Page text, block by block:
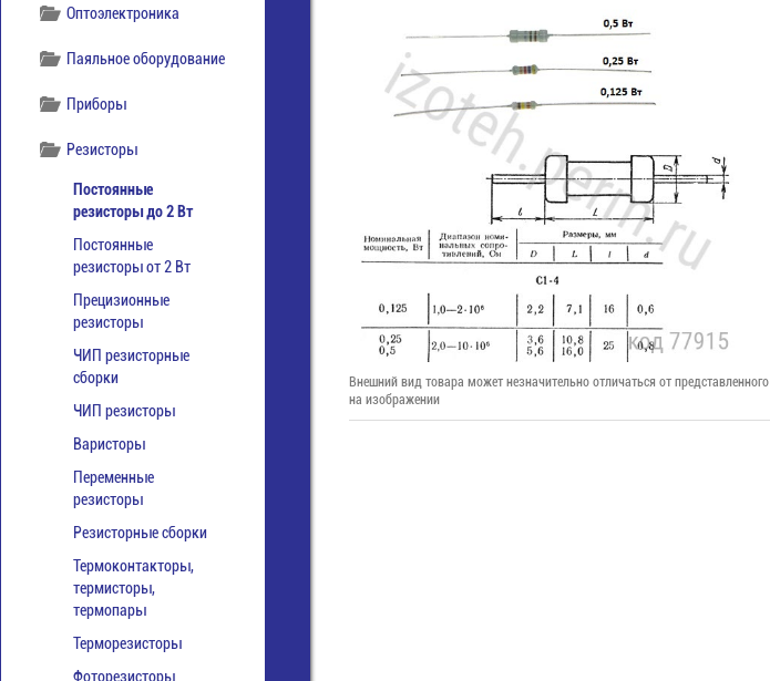
Оптоэлектроника
Паяльное оборудование
Приборы
Резисторы
Постоянные
резисторы до 2 Вт
Постоянные
резисторы от 2 Вт
Прецизионные
резисторы
ЧИП резисторные
сборки
ЧИП резисторы
Варисторы
Переменные
резисторы
Резисторные сборки
Термоконтакторы,
термисторы,
термопары
Терморезисторы
Фоторезисторы
Внешний вид товара может незначительно отличаться от представленного
на изображении